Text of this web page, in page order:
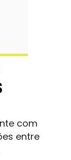
com
entre